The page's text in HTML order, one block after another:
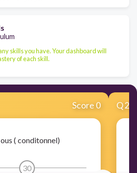
skills you have. Your dashboard will
of each skill.
Score 0
( conditonnel)
30
Q2